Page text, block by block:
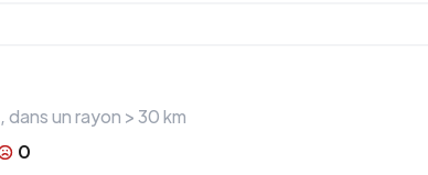
, dans un rayon >30km
0